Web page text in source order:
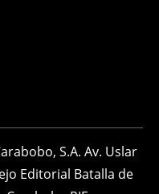
S.A. Av. Uslar
Editorial Batalla de